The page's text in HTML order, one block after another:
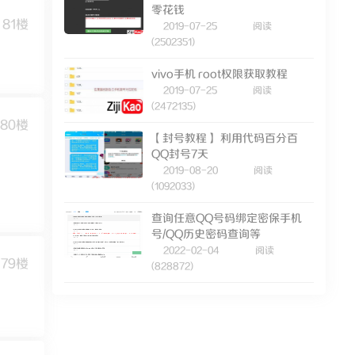
81楼
80楼
79楼
零花钱
2019-07-25
阅读
(2502351)
vivo手机 root权限获取教程
2019-07-25
阅读
(2472135)
【封号教程】 利用代码百分百
QQ封号7天
2019-08-20
阅读
(1092033)
查询任意QQ号码绑定密保手机
号/QQ历史密码查询等
2022-02-04
阅读
(828872)